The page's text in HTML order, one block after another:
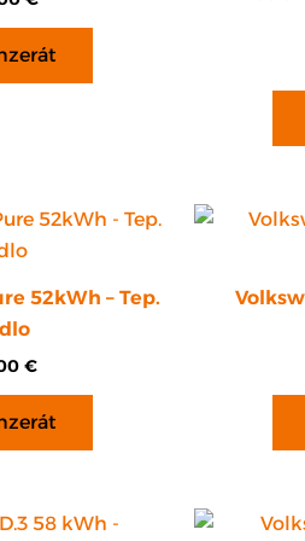
52kWh – Tep.
€